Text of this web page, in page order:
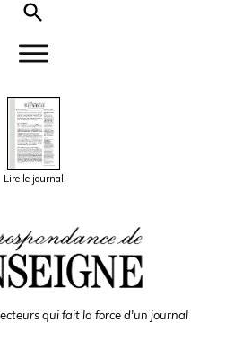
Lire le journal
qui fait la force d'un journal